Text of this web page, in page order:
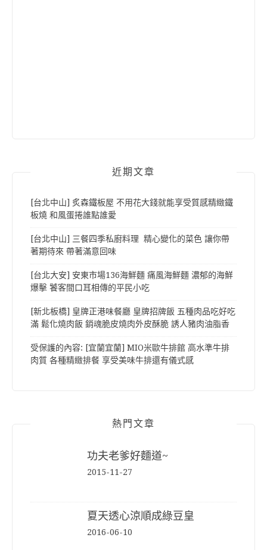
近期文章
[台北中山] 炙森鐵板屋 不用花大錢就能享受質感精緻鐵
板燒 和風蛋捲誰點誰愛
[台北中山] 三餐四季私廚料理 精心變化的菜色 讓你帶
著期待來 帶著滿意回味
[台北大安] 安東市場136海鮮麵 痛風海鮮麵 濃郁的海鮮
爆擊 饕客間口耳相傳的平民小吃
[新北板橋] 皇牌正港味餐廳 皇牌招牌飯 五種肉品吃好吃
滿 鬆化燒肉飯 銷魂脆皮燒肉外皮酥脆 誘人豬肉油脂香
受保護的內容: [宜蘭宜蘭] MIO米歐牛排館 高水準牛排
肉質 各種精緻排餐 享受美味牛排還有儀式感
熱門文章
功夫老爹好麵道~
2015-11-27
夏天透心涼順成綠豆皇
2016-06-10